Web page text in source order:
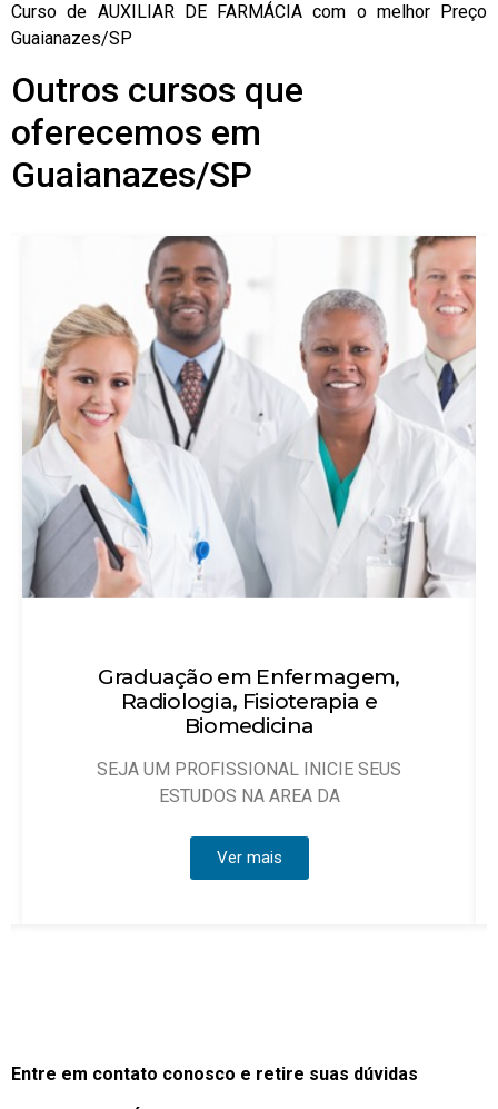
Curso de AUXILIAR DE FARMÁCIA com o melhor Preço
Guaianazes/SP
Outros cursos que
oferecemos em
Guaianazes/SP
Técnico em Enfermagem
Objetivo: Habilitar técnicos de enfermagem
Entre em contato conosco e retire suas dúvidas